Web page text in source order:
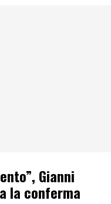
Gianni
la conferma